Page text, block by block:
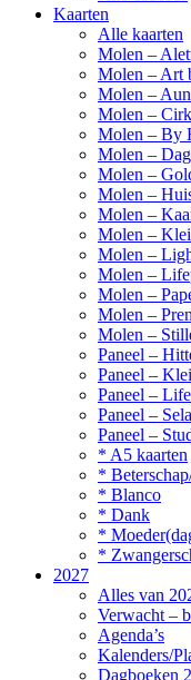
Kaarten
Alle kaarten
Molen –
Molen – Art
Molen –
Molen –
Molen – By
Molen –
Molen –
Molen –
Molen –
Molen –
Molen –
Molen –
Molen –
Molen –
Molen –
Paneel –
Paneel –
Paneel –
Paneel – Sela
Paneel –
* A5 kaarten
*
* Blanco
* Dank
*
*
2027
Alles van
Verwacht –
Agenda’s
Kalenders/
Dagboeken